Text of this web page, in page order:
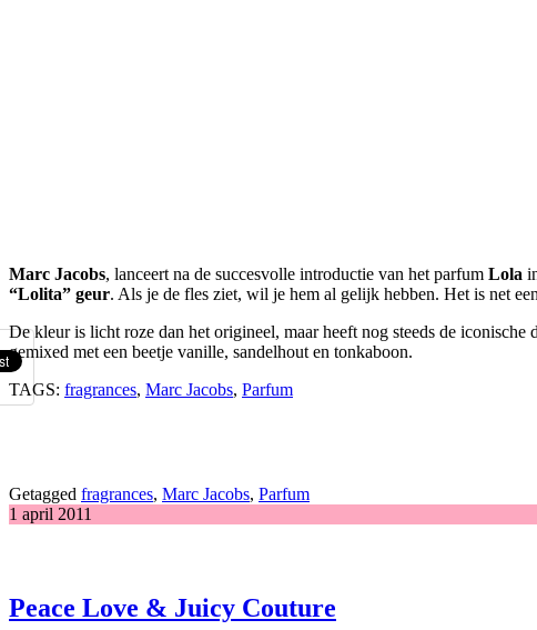
Marc Jacobs, lanceert na de succesvolle introductie van het parfum Lola
“Lolita” geur. Als je de fles ziet, wil je hem al gelijk hebben. Het is net
De kleur is licht roze dan het origineel, maar heeft nog steeds de
gemixed met een beetje vanille, sandelhout en tonkaboon.
TAGS: fragrances, Marc Jacobs, Parfum
Getagged fragrances, Marc Jacobs, Parfum
1 april 2011
Peace Love & Juicy Couture